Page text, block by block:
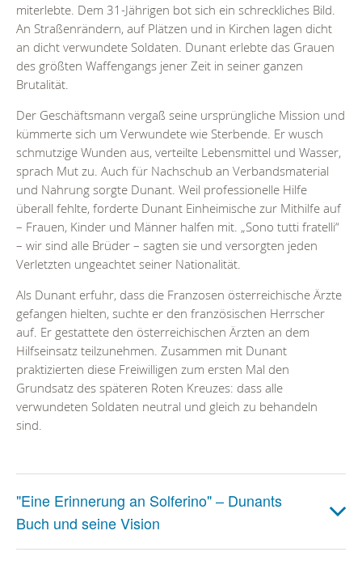
miterlebte. Dem 31-Jährigen bot sich ein schreckliches Bild.
An Straßenrändern, auf Plätzen und in Kirchen lagen dicht
an dicht verwundete Soldaten. Dunant erlebte das Grauen
des größten Waffengangs jener Zeit in seiner ganzen
Brutalität.
Der Geschäftsmann vergaß seine ursprüngliche Mission und
kümmerte sich um Verwundete wie Sterbende. Er wusch
schmutzige Wunden aus, verteilte Lebensmittel und Wasser,
sprach Mut zu. Auch für Nachschub an Verbandsmaterial
und Nahrung sorgte Dunant. Weil professionelle Hilfe
überall fehlte, forderte Dunant Einheimische zur Mithilfe auf
– Frauen, Kinder und Männer halfen mit. „Sono tutti fratelli“
– wir sind alle Brüder – sagten sie und versorgten jeden
Verletzten ungeachtet seiner Nationalität.
Als Dunant erfuhr, dass die Franzosen österreichische Ärzte
gefangen hielten, suchte er den französischen Herrscher
auf. Er gestattete den österreichischen Ärzten an dem
Hilfseinsatz teilzunehmen. Zusammen mit Dunant
praktizierten diese Freiwilligen zum ersten Mal den
Grundsatz des späteren Roten Kreuzes: dass alle
verwundeten Soldaten neutral und gleich zu behandeln
sind.
"Eine Erinnerung an Solferino" – Dunants
Buch und seine Vision